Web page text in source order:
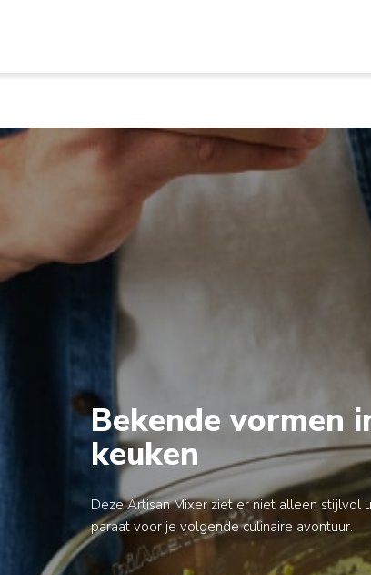
Bekende vormen
keuken
Deze Artisan Mixer ziet er niet alleen stijlvol
paraat voor je volgende culinaire avontuur.